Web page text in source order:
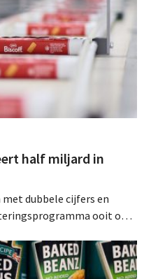
half miljard in
dubbele cijfers en
ooit om